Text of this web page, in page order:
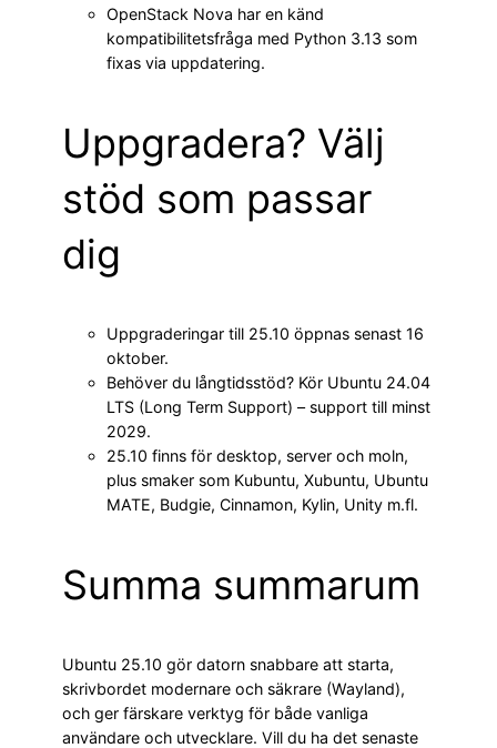
OpenStack Nova har en känd
kompatibilitetsfråga med Python 3.13 som
fixas via uppdatering.
Uppgradera? Välj
stöd som passar
dig
Uppgraderingar till 25.10 öppnas senast 16
oktober.
Behöver du långtidsstöd? Kör Ubuntu 24.04
LTS (Long Term Support) – support till minst
2029.
25.10 finns för desktop, server och moln,
plus smaker som Kubuntu, Xubuntu, Ubuntu
MATE, Budgie, Cinnamon, Kylin, Unity m.fl.
Summa summarum
Ubuntu 25.10 gör datorn snabbare att starta,
skrivbordet modernare och säkrare (Wayland),
och ger färskare verktyg för både vanliga
användare och utvecklare. Vill du ha det senaste